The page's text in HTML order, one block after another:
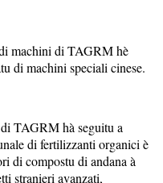
machini di TAGRM hè
di machini speciali cinese.
TAGRM hà seguitu a
di fertilizzanti organici è
di compostu di andana à
stranieri avanzati,